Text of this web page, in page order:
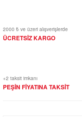
2000 ₺ ve üzeri alışverişlerde
ÜCRETSİZ KARGO
+2 taksit imkanı
PEŞİN FİYATINA TAKSİT